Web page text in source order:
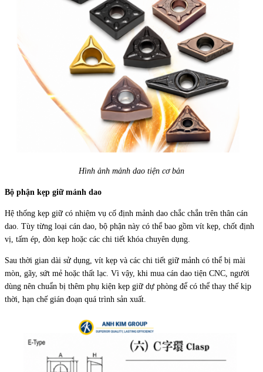
Hình ảnh mảnh dao tiện cơ bản
Bộ phận kẹp giữ mảnh dao
Hệ thống kẹp giữ có nhiệm vụ cố định mảnh dao chắc chắn trên thân cán
dao. Tùy từng loại cán dao, bộ phận này có thể bao gồm vít kẹp, chốt định
vị, tấm ép, đòn kẹp hoặc các chi tiết khóa chuyên dụng.
Sau thời gian dài sử dụng, vít kẹp và các chi tiết giữ mảnh có thể bị mài
mòn, gãy, sứt mẻ hoặc thất lạc. Vì vậy, khi mua cán dao tiện CNC, người
dùng nên chuẩn bị thêm phụ kiện kẹp giữ dự phòng để có thể thay thế kịp
thời, hạn chế gián đoạn quá trình sản xuất.